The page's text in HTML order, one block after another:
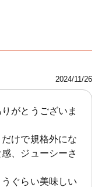
2024/11/26
がとうございま
けで規格外にな
、ジューシーさ
ぐらい美味しい